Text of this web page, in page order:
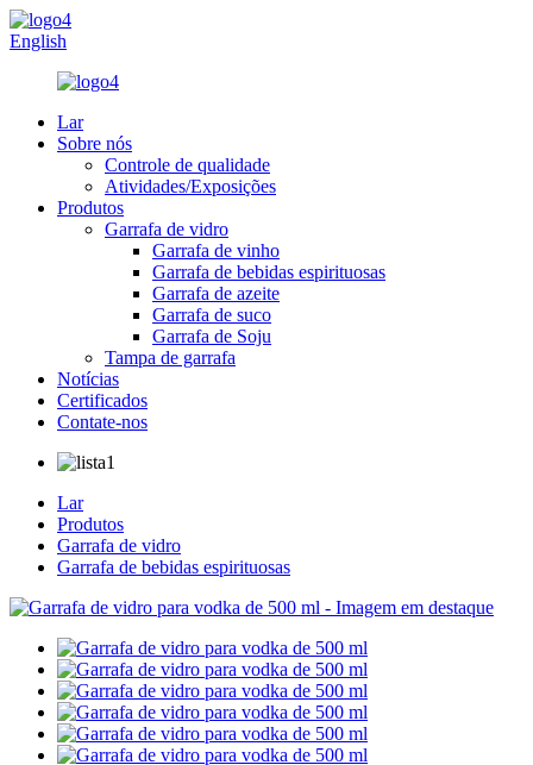
English
Lar
Sobre nós
Controle de qualidade
Atividades/Exposições
Produtos
Garrafa de vidro
Garrafa de vinho
Garrafa de bebidas espirituosas
Garrafa de azeite
Garrafa de suco
Garrafa de Soju
Tampa de garrafa
Notícias
Certificados
Contate-nos
Lar
Produtos
Garrafa de vidro
Garrafa de bebidas espirituosas